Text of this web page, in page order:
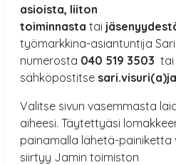
asioista, liiton
toiminnasta tai
työmarkkina-asiantuntija Sari
numerosta 040 519 3503 tai
sähköpostitse
Valitse sivun vasemmasta
aiheesi. Täytettyäsi
painamalla lähetä-painiketta
siirtyy Jamin toimiston